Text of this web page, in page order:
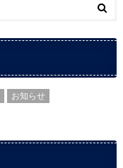
お知らせ